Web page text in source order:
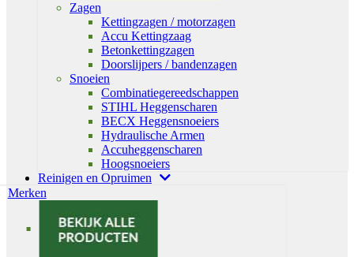
Zagen
Kettingzagen / motorzagen
Accu Kettingzaag
Betonkettingzagen
Doorslijpers / bandenzagen
Snoeien
Combinatiegereedschappen
STIHL Heggenscharen
BECX Heggensnoeiers
Hydraulische Armen
Accuheggenscharen
Hoogsnoeiers
Reinigen en Opruimen
Merken